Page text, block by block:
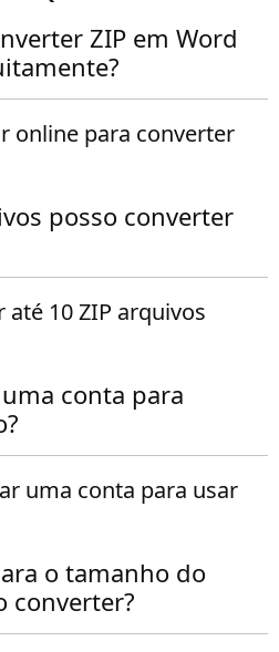
ZIP em Word
online para converter
posso converter
10 ZIP arquivos
conta para
uma conta para usar
o tamanho do
converter?